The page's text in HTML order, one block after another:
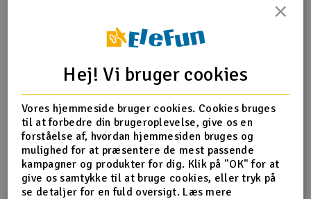
Smarthjem, leg og hobby
Solenergi
Værktøj, udstyr og tilbehør
Gavekort
Med besked
Giv mig besked
×
Hej! Vi bruger cookies
Vores hjemmeside bruger cookies. Cookies bruges
til at forbedre din brugeroplevelse, give os en
forståelse af, hvordan hjemmesiden bruges og
mulighed for at præsentere de mest passende
kampagner og produkter for dig. Klik på "OK" for at
give os samtykke til at bruge cookies, eller tryk på
se detaljer for en fuld oversigt. Læs mere